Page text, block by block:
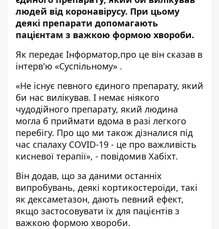
людей від коронавірусу. При цьому
деякі препарати допомагають
пацієнтам з важкою формою хвороби.
Як передає Інформатор,про це він сказав в
інтерв'ю «Суспільному» .
«Не існує певного єдиного препарату, який
би нас вилікував. І немає ніякого
чудодійного препарату, який людина
могла б приймати вдома в разі легкого
перебігу. Про що ми також дізналися під
час спалаху COVID-19 - це про важливість
кисневої терапії», - повідомив Хабіхт.
Він додав, що за даними останніх
випробувань, деякі кортикостероїди, такі
як дексаметазон, дають певний ефект,
якщо застосовувати їх для пацієнтів з
важкою формою хвороби.